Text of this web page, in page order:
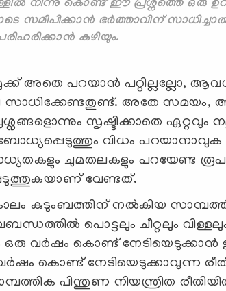
നിന്നു കൊണ്ട് ഈ പ്രശ്നത്തെ ഒരു
സമീപിക്കാന്‍ ഭര്‍ത്താവിന്
കഴിയും.
അതെ പറയാന്‍ പറ്റില്ലല്ലോ,
സാധിക്കേണ്ടതുണ്ട്. അതേ
സൃഷ്ടിക്കാതെ ഏറ്റവും
ബോധ്യപ്പെടുത്തും വിധം
ചുമതലകളും പറയേണ്ട
വേണ്ടത്.
കുടുംബത്തിന് നല്‍കിയ
പൊട്ടലും ചീറ്റലും
വർഷം കൊണ്ട് നേടിയെടുക്കാൻ
കൊണ്ട് നേടിയെടുക്കാവുന്ന
പിന്തുണ നിയന്ത്രിത